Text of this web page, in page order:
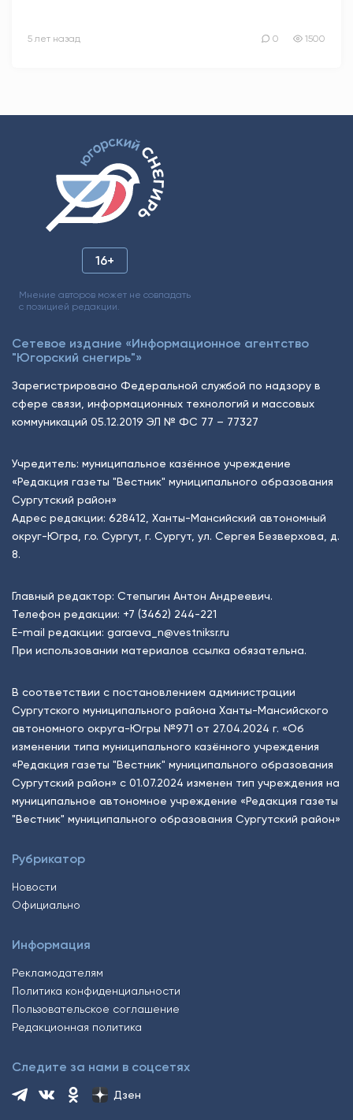
5 лет назад 0 1500
16+
Мнение авторов может не совпадать
с позицией редакции.
Сетевое издание «Информационное агентство
"Югорский снегирь"»
Зарегистрировано Федеральной службой по надзору в
сфере связи, информационных технологий и массовых
коммуникаций 05.12.2019 ЭЛ № ФС 77 – 77327
Учредитель: муниципальное казённое учреждение
«Редакция газеты "Вестник" муниципального образования
Сургутский район»
Адрес редакции: 628412, Ханты-Мансийский автономный
округ-Югра, г.о. Сургут, г. Сургут, ул. Сергея Безверхова, д.
8.
Главный редактор: Степыгин Антон Андреевич.
Телефон редакции: +7 (3462) 244-221
E-mail редакции: garaeva_n@vestniksr.ru
При использовании материалов ссылка обязательна.
В соответствии с постановлением администрации
Сургутского муниципального района Ханты-Мансийского
автономного округа-Югры №971 от 27.04.2024 г. «Об
изменении типа муниципального казённого учреждения
«Редакция газеты "Вестник" муниципального образования
Сургутский район» с 01.07.2024 изменен тип учреждения на
муниципальное автономное учреждение «Редакция газеты
"Вестник" муниципального образования Сургутский район»
Рубрикатор
Новости
Официально
Информация
Рекламодателям
Политика конфиденциальности
Пользовательское соглашение
Редакционная политика
Следите за нами в соцсетях
Дзен